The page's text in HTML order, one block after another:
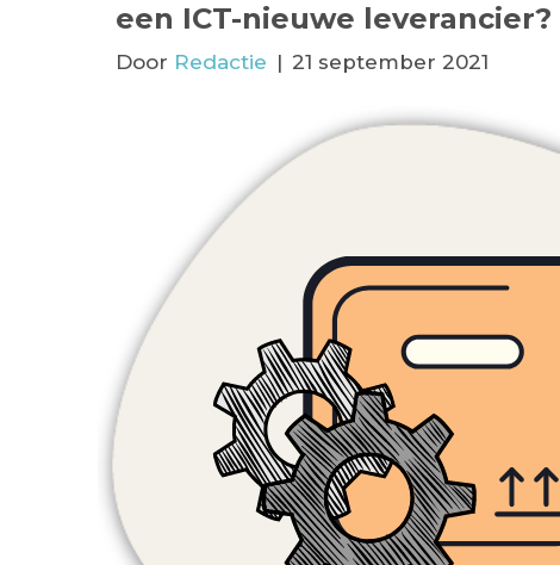
een ICT-nieuwe leverancier?
Door Redactie | 21 september 2021